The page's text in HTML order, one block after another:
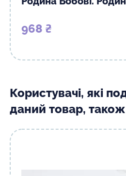
968 ₴
Користувачі, які
даний товар, також